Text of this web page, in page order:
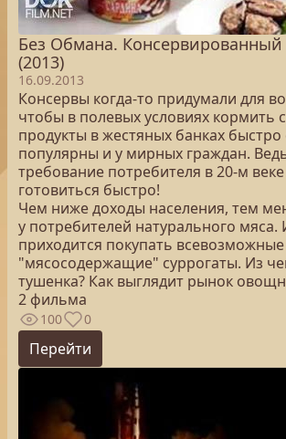
Без Обмана.
(2013)
16.09.2013
Консервы когда-то придумали для
чтобы в полевых условиях кормить
продукты в жестяных банках быстро
популярны и у мирных граждан.
требование потребителя в 20-м
готовиться быстро!
Чем ниже доходы населения, тем
у потребителей натурального мяса.
приходится покупать всевозможные
"мясосодержащие" суррогаты. Из
тушенка? Как выглядит рынок
2 фильма
100 0
Перейти